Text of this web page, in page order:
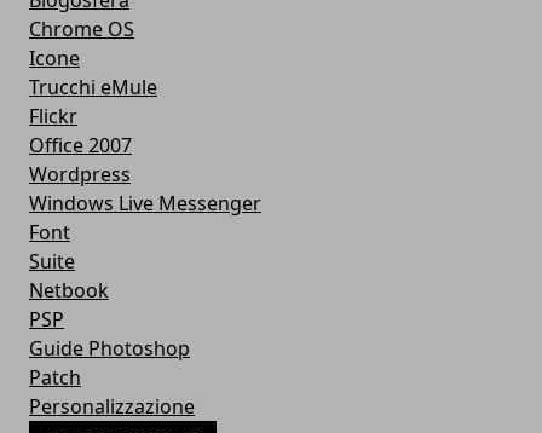
Chrome OS
Icone
Trucchi eMule
Flickr
Office 2007
Wordpress
Windows Live Messenger
Font
Suite
Netbook
PSP
Guide Photoshop
Patch
Personalizzazione